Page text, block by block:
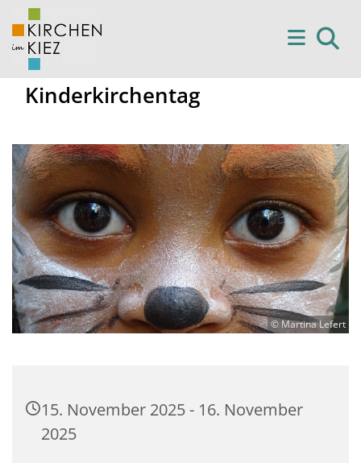
Kinderkirchentag
© Martina Lefert
15. November 2025 - 16. November
2025